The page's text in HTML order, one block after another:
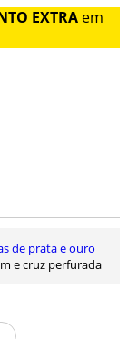
EXTRA em
de prata e ouro
e cruz perfurada